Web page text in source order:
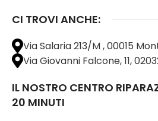
CI TROVI ANCHE:
Via Salaria 213/M , 00015
Via Giovanni Falcone, 11,
IL NOSTRO CENTRO
20 MINUTI